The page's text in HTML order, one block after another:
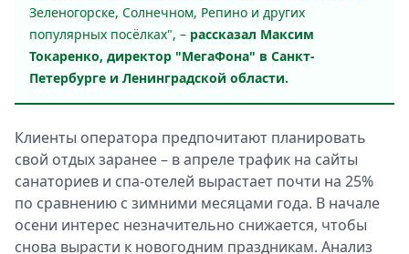
Зеленогорске, Солнечном, Репино и других
популярных посёлках", – рассказал Максим
Токаренко, директор "МегаФона" в Санкт-
Петербурге и Ленинградской области.
Клиенты оператора предпочитают планировать
свой отдых заранее – в апреле трафик на сайты
санаториев и спа-отелей вырастает почти на 25%
по сравнению с зимними месяцами года. В начале
осени интерес незначительно снижается, чтобы
снова вырасти к новогодним праздникам. Анализ